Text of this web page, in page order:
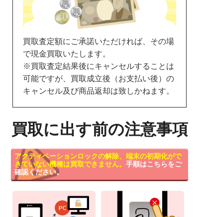
買取査定額にご承諾いただければ、その場
で現金買取いたします。
※買取査定結果後にキャンセルすることは
可能ですが、買取成立後（お支払い後）の
キャンセル及び商品返却は致しかねます。
買取に出す前の注意事項
アクティベーションロックの解除、端末の初期化がで
きていない機種は買取できません。 手順はこちらをご
確認ください。